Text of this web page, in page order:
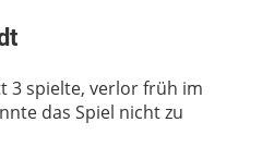
3 spielte, verlor früh im
das Spiel nicht zu